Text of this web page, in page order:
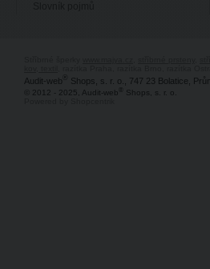
Audit-web Shops, s. r. o., 747 23 Bolatice,
© 2012 - 2025, Audit-web
Shops, s. r. o.